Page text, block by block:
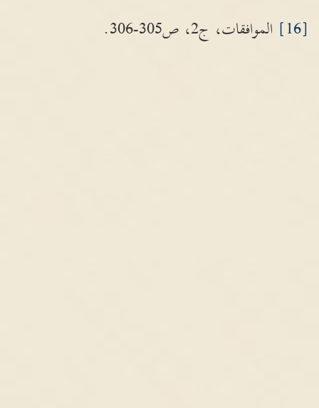
[16]
الموافقات، ج2، ص305-306.